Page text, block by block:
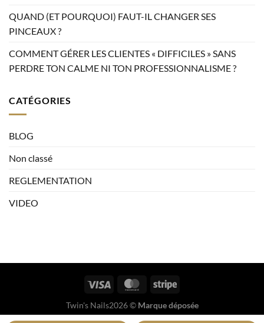
QUAND (ET POURQUOI) FAUT-IL CHANGER SES
PINCEAUX ?
COMMENT GÉRER LES CLIENTES « DIFFICILES » SANS
PERDRE TON CALME NI TON PROFESSIONNALISME ?
CATÉGORIES
BLOG
Non classé
REGLEMENTATION
VIDEO
Twin's Nails2026 © Marque déposée